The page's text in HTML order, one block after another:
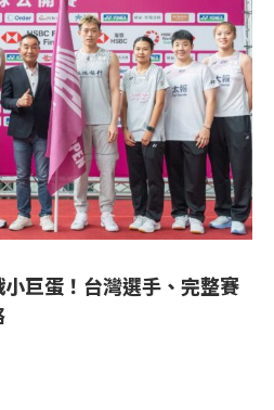
巨蛋！台灣選手、完整賽